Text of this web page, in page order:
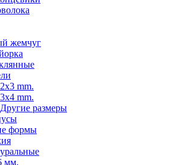
жемчуг
2x3 mm.
3x4 mm.
Другие размеры
формы
мм.